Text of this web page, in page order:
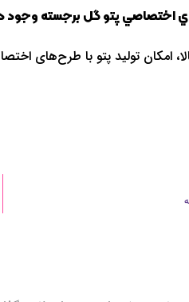
اختصاصي پتو گل برجسته وجود
امکان توليد پتو با طرح‌هاي